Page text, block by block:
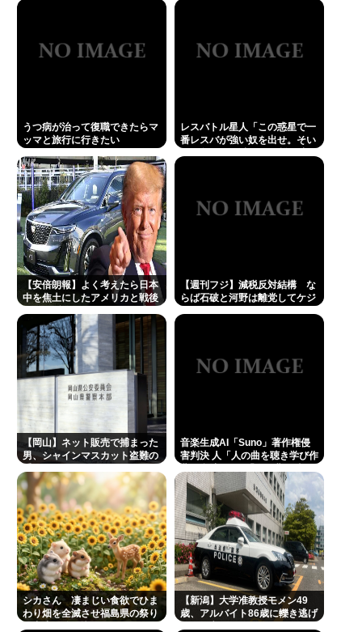
うつ病が治って復職できたらマ
ッマと旅行に行きたい
レスバトル星人「この惑星で一
番レスバが強い奴を出せ。そい
【安倍朗報】よく考えたら日本
中を焦土にしたアメリカと戦後
よな
【週刊フジ】減税反対結構 な
らば石破と河野は離党してケジ
【岡山】ネット販売で捕まった
男、シャインマスカット盗難の
音楽生成AI「Suno」著作権侵
害判決 人「人の曲を聴き学び作
学び作曲」著作権侵害 何が違
う？
シカさん 凄まじい食欲でひま
わり畑を全滅させ福島県の祭り
【新潟】大学准教授モメン49
歳、アルバイト86歳に轢き逃げ